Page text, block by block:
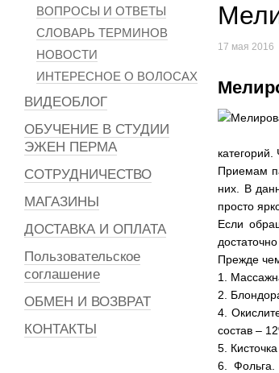
17 мая 2016
Приемам
них. В
просто
Если
Прежде
1.
2.
4.
состав –
5.
6.
ВОПРОСЫ И ОТВЕТЫ
СЛОВАРЬ ТЕРМИНОВ
НОВОСТИ
ИНТЕРЕСНОЕ О ВОЛОСАХ
ВИДЕОБЛОГ
ОБУЧЕНИЕ В СТУДИИ
ЭЖЕН ПЕРМА
СОТРУДНИЧЕСТВО
МАГАЗИНЫ
ДОСТАВКА И ОПЛАТА
Пользовательское
соглашение
ОБМЕН И ВОЗВРАТ
КОНТАКТЫ